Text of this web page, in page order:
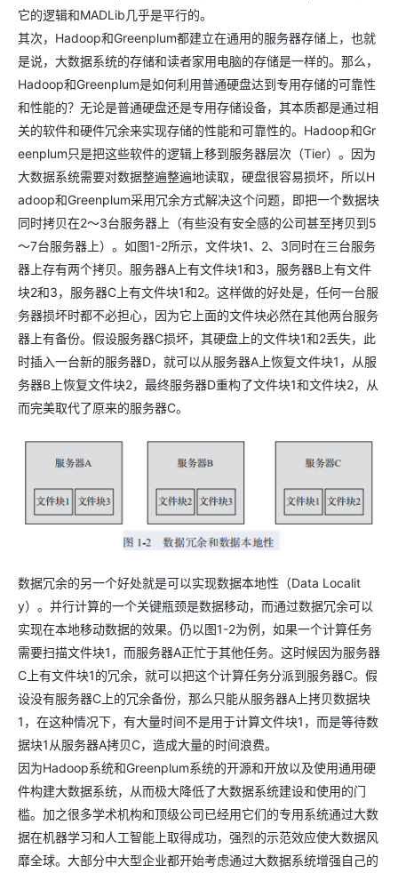
它的逻辑和MADLib几乎是平行的。
其次，Hadoop和Greenplum都建立在通用的服务器存储上，也就
是说，大数据系统的存储和读者家用电脑的存储是一样的。那么，
Hadoop和Greenplum是如何利用普通硬盘达到专用存储的可靠性
和性能的？无论是普通硬盘还是专用存储设备，其本质都是通过相
关的软件和硬件冗余来实现存储的性能和可靠性的。Hadoop和Gr
eenplum只是把这些软件的逻辑上移到服务器层次（Tier）。因为
大数据系统需要对数据整遍整遍地读取，硬盘很容易损坏，所以H
adoop和Greenplum采用冗余方式解决这个问题，即把一个数据块
同时拷贝在2～3台服务器上（有些没有安全感的公司甚至拷贝到5
～7台服务器上）。如图1-2所示，文件块1、2、3同时在三台服务
器上存有两个拷贝。服务器A上有文件块1和3，服务器B上有文件
块2和3，服务器C上有文件块1和2。这样做的好处是，任何一台服
务器损坏时都不必担心，因为它上面的文件块必然在其他两台服务
器上有备份。假设服务器C损坏，其硬盘上的文件块1和2丢失，此
时插入一台新的服务器D，就可以从服务器A上恢复文件块1，从服
务器B上恢复文件块2，最终服务器D重构了文件块1和文件块2，从
而完美取代了原来的服务器C。
数据冗余的另一个好处就是可以实现数据本地性（Data Localit
y）。并行计算的一个关键瓶颈是数据移动，而通过数据冗余可以
实现在本地移动数据的效果。仍以图1-2为例，如果一个计算任务
需要扫描文件块1，而服务器A正忙于其他任务。这时候因为服务器
C上有文件块1的冗余，就可以把这个计算任务分派到服务器C。假
设没有服务器C上的冗余备份，那么只能从服务器A上拷贝数据块
1，在这种情况下，有大量时间不是用于计算文件块1，而是等待数
据块1从服务器A拷贝C，造成大量的时间浪费。
因为Hadoop系统和Greenplum系统的开源和开放以及使用通用硬
件构建大数据系统，从而极大降低了大数据系统建设和使用的门
槛。加之很多学术机构和顶级公司已经用它们的专用系统通过大数
据在机器学习和人工智能上取得成功，强烈的示范效应使大数据风
靡全球。大部分中大型企业都开始考虑通过大数据系统增强自己的